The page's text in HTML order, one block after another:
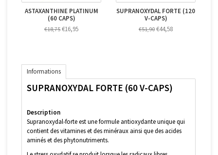
ASTAXANTHINE PLATINUM
(60 CAPS)
€18,75 €16,95
SUPRANOXYDAL FORTE (120
V-CAPS)
€51,90 €44,58
Informations
SUPRANOXYDAL FORTE (60 V-CAPS)
Description
Supranoxydal-forte est une formule antioxydante unique qui
contient des vitamines et des minéraux ainsi que des acides
aminés et des phytonutriments.